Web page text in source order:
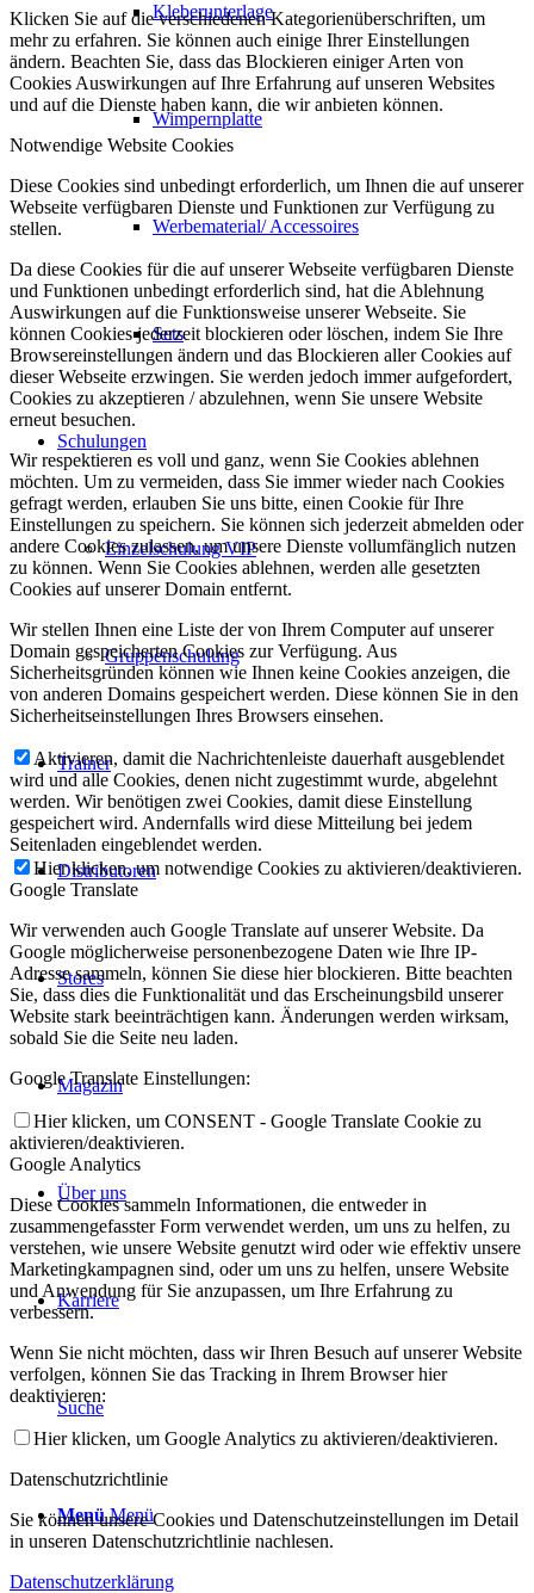
Kleberunterlage
Wimpernplatte
Werbematerial/ Accessoires
Sets
Schulungen
Einzelschulung VIP
Gruppenschulung
Trainer
Distributoren
Stores
Magazin
Über uns
Karriere
Suche
Menü Menü
Klicken Sie auf die verschiedenen Kategorienüberschriften, um
mehr zu erfahren. Sie können auch einige Ihrer Einstellungen
ändern. Beachten Sie, dass das Blockieren einiger Arten von
Cookies Auswirkungen auf Ihre Erfahrung auf unseren Websites
und auf die Dienste haben kann, die wir anbieten können.
Notwendige Website Cookies
Diese Cookies sind unbedingt erforderlich, um Ihnen die auf unserer
Webseite verfügbaren Dienste und Funktionen zur Verfügung zu
stellen.
Da diese Cookies für die auf unserer Webseite verfügbaren Dienste
und Funktionen unbedingt erforderlich sind, hat die Ablehnung
Auswirkungen auf die Funktionsweise unserer Webseite. Sie
können Cookies jederzeit blockieren oder löschen, indem Sie Ihre
Browsereinstellungen ändern und das Blockieren aller Cookies auf
dieser Webseite erzwingen. Sie werden jedoch immer aufgefordert,
Cookies zu akzeptieren / abzulehnen, wenn Sie unsere Website
erneut besuchen.
Wir respektieren es voll und ganz, wenn Sie Cookies ablehnen
möchten. Um zu vermeiden, dass Sie immer wieder nach Cookies
gefragt werden, erlauben Sie uns bitte, einen Cookie für Ihre
Einstellungen zu speichern. Sie können sich jederzeit abmelden oder
andere Cookies zulassen, um unsere Dienste vollumfänglich nutzen
zu können. Wenn Sie Cookies ablehnen, werden alle gesetzten
Cookies auf unserer Domain entfernt.
Wir stellen Ihnen eine Liste der von Ihrem Computer auf unserer
Domain gespeicherten Cookies zur Verfügung. Aus
Sicherheitsgründen können wie Ihnen keine Cookies anzeigen, die
von anderen Domains gespeichert werden. Diese können Sie in den
Sicherheitseinstellungen Ihres Browsers einsehen.
Aktivieren, damit die Nachrichtenleiste dauerhaft ausgeblendet
wird und alle Cookies, denen nicht zugestimmt wurde, abgelehnt
werden. Wir benötigen zwei Cookies, damit diese Einstellung
gespeichert wird. Andernfalls wird diese Mitteilung bei jedem
Seitenladen eingeblendet werden.
Hier klicken, um notwendige Cookies zu aktivieren/deaktivieren.
Google Translate
Wir verwenden auch Google Translate auf unserer Website. Da
Google möglicherweise personenbezogene Daten wie Ihre IP-
Adresse sammeln, können Sie diese hier blockieren. Bitte beachten
Sie, dass dies die Funktionalität und das Erscheinungsbild unserer
Website stark beeinträchtigen kann. Änderungen werden wirksam,
sobald Sie die Seite neu laden.
Google Translate Einstellungen:
Hier klicken, um CONSENT - Google Translate Cookie zu
aktivieren/deaktivieren.
Google Analytics
Diese Cookies sammeln Informationen, die entweder in
zusammengefasster Form verwendet werden, um uns zu helfen, zu
verstehen, wie unsere Website genutzt wird oder wie effektiv unsere
Marketingkampagnen sind, oder um uns zu helfen, unsere Website
und Anwendung für Sie anzupassen, um Ihre Erfahrung zu
verbessern.
Wenn Sie nicht möchten, dass wir Ihren Besuch auf unserer Website
verfolgen, können Sie das Tracking in Ihrem Browser hier
deaktivieren:
Hier klicken, um Google Analytics zu aktivieren/deaktivieren.
Datenschutzrichtlinie
Sie können unsere Cookies und Datenschutzeinstellungen im Detail
in unseren Datenschutzrichtlinie nachlesen.
Datenschutzerklärung